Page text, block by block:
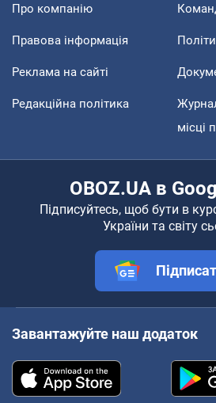
Про компанію
Правова інформація
Реклама на сайті
Редакційна політика
місці
OBOZ.UA в
Підписуйтесь, щоб бути в
України та світу
Завантажуйте наш додаток